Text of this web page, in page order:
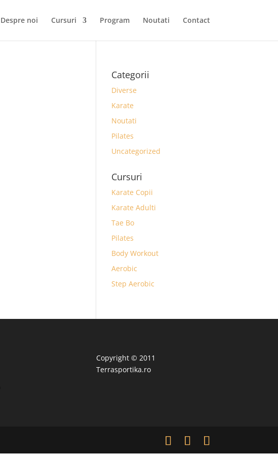
Despre noi Cursuri Program Noutati Contact
Categorii
Diverse
Karate
Noutati
Pilates
Uncategorized
Cursuri
Karate Copii
Karate Adulti
Tae Bo
Pilates
Body Workout
Aerobic
Step Aerobic
Copyright © 2011
Terrasportika.ro